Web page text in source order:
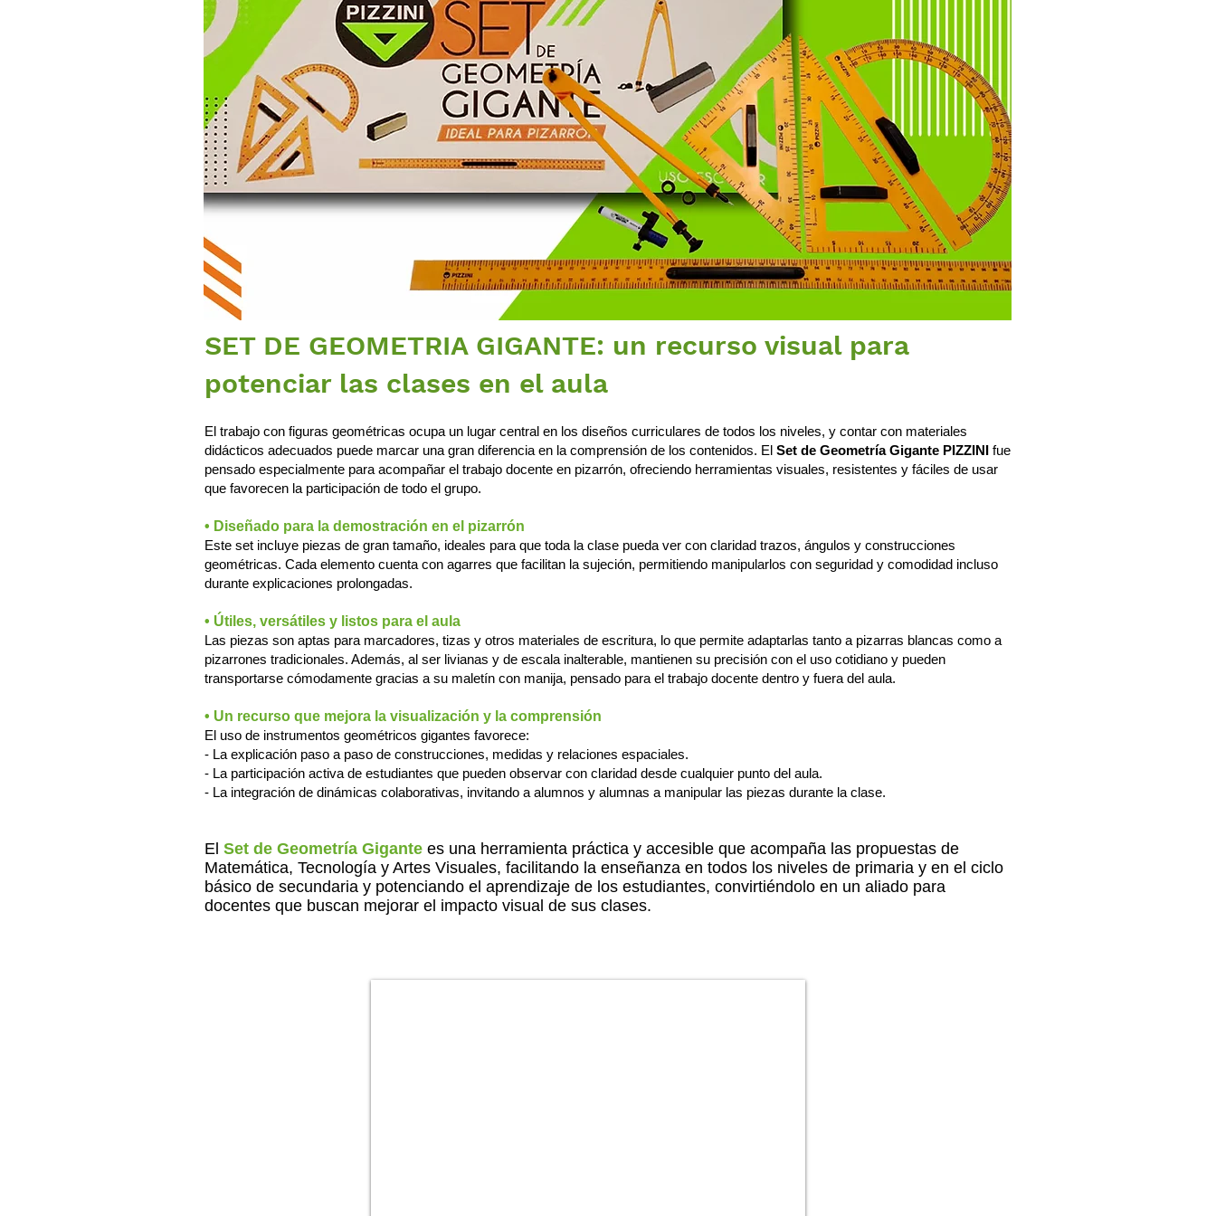
SET DE GEOMETRIA GIGANTE: un recurso visual para
potenciar las clases en el aula
El trabajo con figuras geométricas ocupa un lugar central en los diseños curriculares de todos los niveles, y contar con materiales
didácticos adecuados puede marcar una gran diferencia en la comprensión de los contenidos. El Set de Geometría Gigante PIZZINI fue
pensado especialmente para acompañar el trabajo docente en pizarrón, ofreciendo herramientas visuales, resistentes y fáciles de usar
que favorecen la participación de todo el grupo.
• Diseñado para la demostración en el pizarrón
Este set incluye piezas de gran tamaño, ideales para que toda la clase pueda ver con claridad trazos, ángulos y construcciones
geométricas. Cada elemento cuenta con agarres que facilitan la sujeción, permitiendo manipularlos con seguridad y comodidad incluso
durante explicaciones prolongadas.
• Útiles, versátiles y listos para el aula
Las piezas son aptas para marcadores, tizas y otros materiales de escritura, lo que permite adaptarlas tanto a pizarras blancas como a
pizarrones tradicionales. Además, al ser livianas y de escala inalterable, mantienen su precisión con el uso cotidiano y pueden
transportarse cómodamente gracias a su maletín con manija, pensado para el trabajo docente dentro y fuera del aula.
• Un recurso que mejora la visualización y la comprensión
El uso de instrumentos geométricos gigantes favorece:
- La explicación paso a paso de construcciones, medidas y relaciones espaciales.
- La participación activa de estudiantes que pueden observar con claridad desde cualquier punto del aula.
- La integración de dinámicas colaborativas, invitando a alumnos y alumnas a manipular las piezas durante la clase.
El Set de Geometría Gigante es una herramienta práctica y accesible que acompaña las propuestas de
Matemática, Tecnología y Artes Visuales, facilitando la enseñanza en todos los niveles de primaria y en el ciclo
básico de secundaria y potenciando el aprendizaje de los estudiantes, convirtiéndolo en un aliado para
docentes que buscan mejorar el impacto visual de sus clases.